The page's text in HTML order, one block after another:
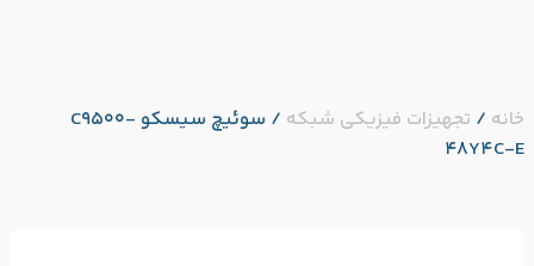
خانه / تجهیزات فیزیکی شبکه /
سوئیچ سیسکو C9500-
48Y4C-E